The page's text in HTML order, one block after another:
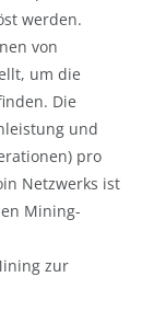
werden.
von
um die
Die
und
pro
Netzwerks ist
Mining-
zur